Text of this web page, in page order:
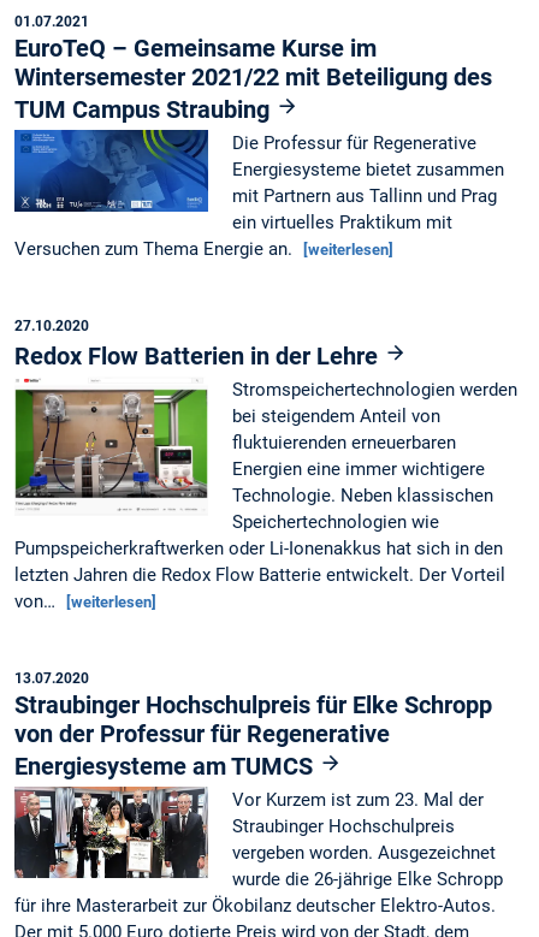
01.07.2021
EuroTeQ – Gemeinsame Kurse im
Wintersemester 2021/22 mit Beteiligung des
TUM Campus Straubing
Die Professur für Regenerative
Energiesysteme bietet zusammen
mit Partnern aus Tallinn und Prag
ein virtuelles Praktikum mit
Versuchen zum Thema Energie an.
[weiterlesen]
27.10.2020
Redox Flow Batterien in der Lehre
Stromspeichertechnologien werden
bei steigendem Anteil von
fluktuierenden erneuerbaren
Energien eine immer wichtigere
Technologie. Neben klassischen
Speichertechnologien wie
Pumpspeicherkraftwerken oder Li-Ionenakkus hat sich in den
letzten Jahren die Redox Flow Batterie entwickelt. Der Vorteil
von…
[weiterlesen]
13.07.2020
Straubinger Hochschulpreis für Elke Schropp
von der Professur für Regenerative
Energiesysteme am TUMCS
Vor Kurzem ist zum 23. Mal der
Straubinger Hochschulpreis
vergeben worden. Ausgezeichnet
wurde die 26-jährige Elke Schropp
für ihre Masterarbeit zur Ökobilanz deutscher Elektro-Autos.